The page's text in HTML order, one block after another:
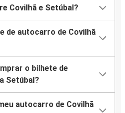
Covilhã e Setúbal?
de autocarro de Covilhã
o bilhete de
Setúbal?
autocarro de Covilhã